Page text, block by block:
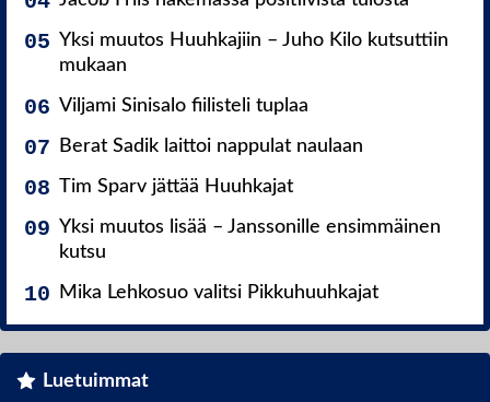
Yksi muutos Huuhkajiin – Juho Kilo kutsuttiin
mukaan
Viljami Sinisalo fiilisteli tuplaa
Berat Sadik laittoi nappulat naulaan
Tim Sparv jättää Huuhkajat
Yksi muutos lisää – Janssonille ensimmäinen
kutsu
Mika Lehkosuo valitsi Pikkuhuuhkajat
Luetuimmat